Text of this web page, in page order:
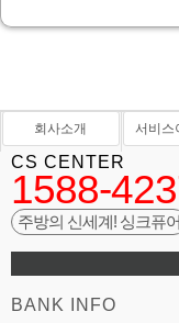
회사소개 서비스
CS CENTER
1588-
주방의 신세계! 싱크퓨어
BANK INFO